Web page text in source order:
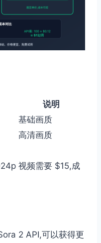
说明
基础画质
高清画质
视频需要 $15,成
2 API,可以获得更